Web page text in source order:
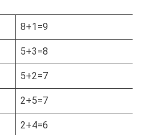
8+1=9
5+3=8
5+2=7
2+5=7
2+4=6